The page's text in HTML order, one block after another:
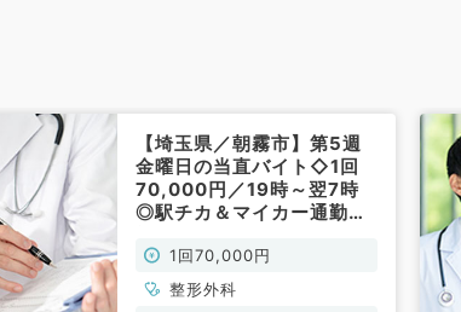
【埼玉県／朝霧市】第5週
金曜日の当直バイト◇1回
70,000円／19時～翌7時
◎駅チカ＆マイカー通勤可
1回70,000円
整形外科